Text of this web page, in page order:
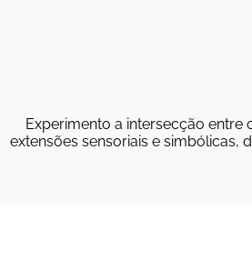
Experimento a intersecção
extensões sensoriais e simbólicas,